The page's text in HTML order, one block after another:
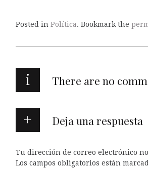
Posted in Política. Bookmark the
i There are no
Deja una respuesta
Tu dirección de correo electrónico
Los campos obligatorios están